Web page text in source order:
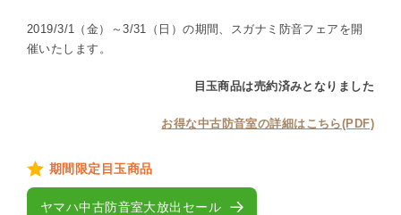
2019/3/1（金）～3/31（日）の期間、スガナミ防音フェアを開
催いたします。
目玉商品は売約済みとなりました
お得な中古防音室の詳細はこちら(PDF)
期間限定目玉商品
ヤマハ中古防音室大放出セール